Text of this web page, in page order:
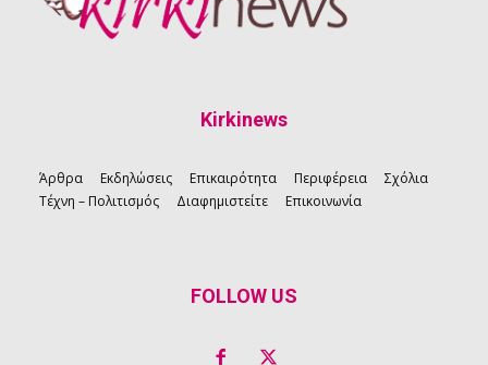
Kirkinews
Άρθρα Εκδηλώσεις Επικαιρότητα Περιφέρεια
Σχόλια
Τέχνη – Πολιτισμός
Διαφημιστείτε Επικοινωνία
FOLLOW US